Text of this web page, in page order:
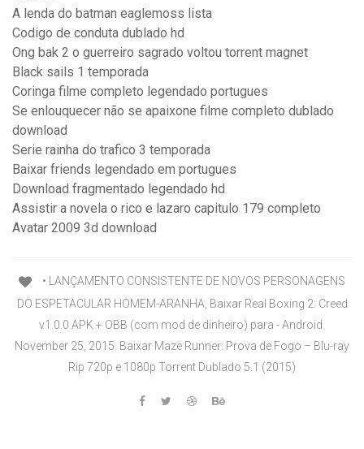
A lenda do batman eaglemoss lista
Codigo de conduta dublado hd
Ong bak 2 o guerreiro sagrado voltou torrent magnet
Black sails 1 temporada
Coringa filme completo legendado portugues
Se enlouquecer não se apaixone filme completo dublado
download
Serie rainha do trafico 3 temporada
Baixar friends legendado em portugues
Download fragmentado legendado hd
Assistir a novela o rico e lazaro capitulo 179 completo
Avatar 2009 3d download
• LANÇAMENTO CONSISTENTE DE NOVOS PERSONAGENS
DO ESPETACULAR HOMEM-ARANHA, Baixar Real Boxing 2: Creed
v1.0.0 APK + OBB (com mod de dinheiro) para - Android.
November 25, 2015. Baixar Maze Runner: Prova de Fogo – Blu-ray
Rip 720p e 1080p Torrent Dublado 5.1 (2015)